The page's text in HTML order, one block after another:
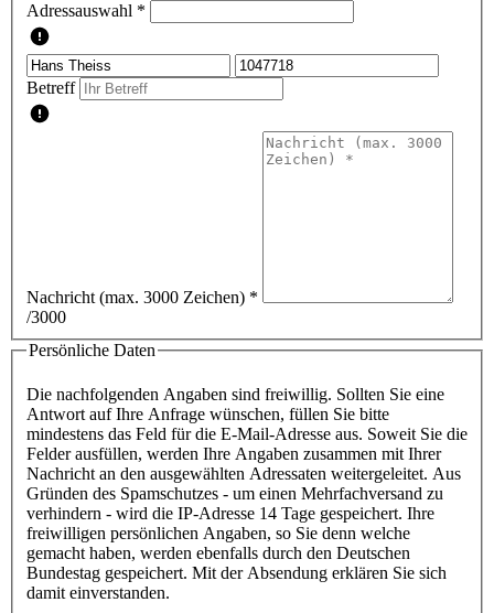
Adressauswahl *
Betreff
Nachricht (max. 3000 Zeichen) *
/3000
Persönliche Daten
Die nachfolgenden Angaben sind freiwillig. Sollten Sie eine
Antwort auf Ihre Anfrage wünschen, füllen Sie bitte
mindestens das Feld für die E-Mail-Adresse aus. Soweit Sie die
Felder ausfüllen, werden Ihre Angaben zusammen mit Ihrer
Nachricht an den ausgewählten Adressaten weitergeleitet. Aus
Gründen des Spamschutzes - um einen Mehrfachversand zu
verhindern - wird die IP-Adresse 14 Tage gespeichert. Ihre
freiwilligen persönlichen Angaben, so Sie denn welche
gemacht haben, werden ebenfalls durch den Deutschen
Bundestag gespeichert. Mit der Absendung erklären Sie sich
damit einverstanden.